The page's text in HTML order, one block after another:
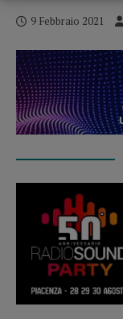
9 Febbraio 2021